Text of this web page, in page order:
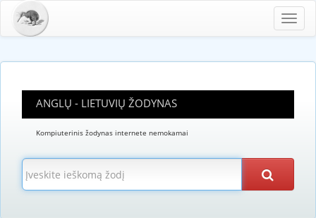
ANGLŲ - LIETUVIŲ ŽODYNAS
Kompiuterinis žodynas internete nemokamai